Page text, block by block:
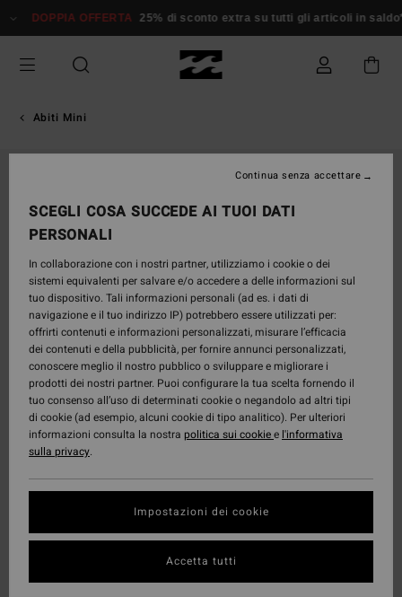
alle
prodotto
DOPPIA OFFERTA 25% di sconto extra su tutti gli articoli in saldo*
Abiti Mini
SCEGLI COSA SUCCEDE AI TUOI DATI
PERSONALI
In collaborazione con i nostri partner, utilizziamo i cookie o dei
sistemi equivalenti per salvare e/o accedere a delle informazioni sul
tuo dispositivo. Tali informazioni personali (ad es. i dati di
navigazione e il tuo indirizzo IP) potrebbero essere utilizzati per:
offrirti contenuti e informazioni personalizzati, misurare l’efficacia
dei contenuti e della pubblicità, per fornire annunci personalizzati,
conoscere meglio il nostro pubblico o sviluppare e migliorare i
prodotti dei nostri partner. Puoi configurare la tua scelta fornendo il
tuo consenso all’uso di determinati cookie o negandolo ad altri tipi
di cookie (ad esempio, alcuni cookie di tipo analitico). Per ulteriori
informazioni consulta la nostra politica sui cookiee l'informativa
sulla privacy.
Impostazioni dei cookie
Continua senza accettare
Accetta tutti